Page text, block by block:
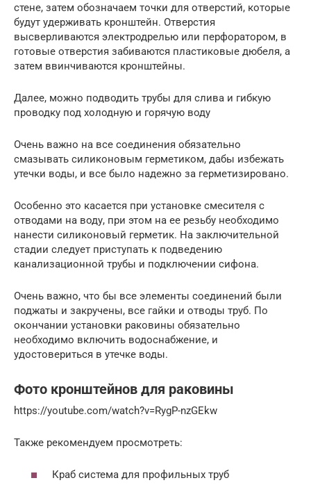
стене, затем обозначаем точки для отверстий, которые
будут удерживать кронштейн. Отверстия
высверливаются электродрелью или перфоратором, в
готовые отверстия забиваются пластиковые дюбеля, а
затем ввинчиваются кронштейны.
Далее, можно подводить трубы для слива и гибкую
проводку под холодную и горячую воду
Очень важно на все соединения обязательно
смазывать силиконовым герметиком, дабы избежать
утечки воды, и все было надежно за герметизировано.
Особенно это касается при установке смесителя с
отводами на воду, при этом на ее резьбу необходимо
нанести силиконовый герметик. На заключительной
стадии следует приступать к подведению
канализационной трубы и подключении сифона.
Очень важно, что бы все элементы соединений были
поджаты и закручены, все гайки и отводы труб. По
окончании установки раковины обязательно
необходимо включить водоснабжение, и
удостовериться в утечке воды.
Фото кронштейнов для раковины
https://youtube.com/watch?v=RygP-nzGEkw
Также рекомендуем просмотреть:
Краб система для профильных труб